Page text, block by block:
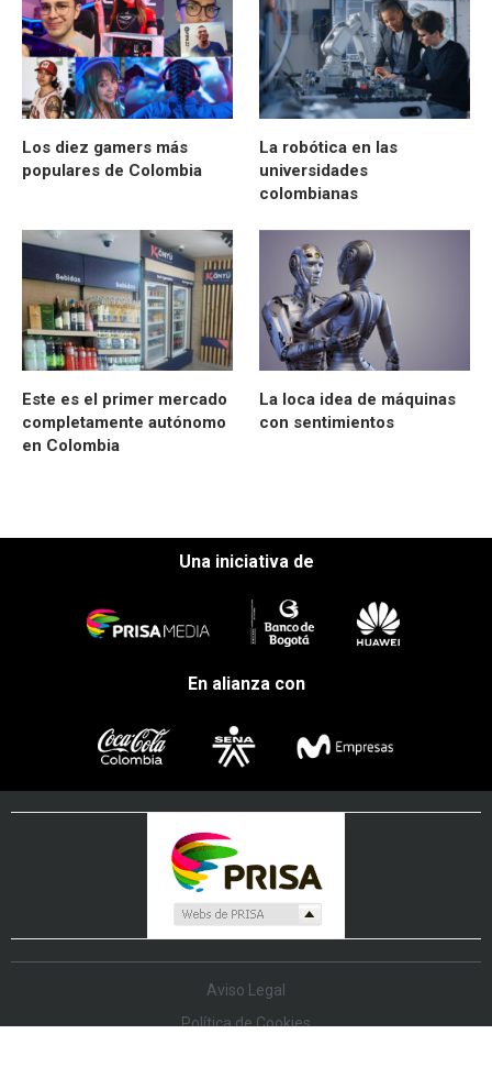
Los diez gamers más
populares de Colombia
La robótica en las
universidades
colombianas
Este es el primer mercado
completamente autónomo
en Colombia
La loca idea de máquinas
con sentimientos
Una iniciativa de
En alianza con
Aviso Legal
Política de Cookies